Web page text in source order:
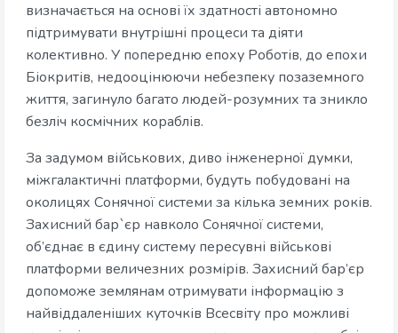
визначається на основі їх здатності автономно
підтримувати внутрішні процеси та діяти
колективно. У попередню епоху Роботів, до епохи
Біокритів, недооцінюючи небезпеку позаземного
життя, загинуло багато людей-розумних та зникло
безліч космічних кораблів.
За задумом військових, диво інженерної думки,
міжгалактичні платформи, будуть побудовані на
околицях Сонячної системи за кілька земних років.
Захисний бар`єр навколо Сонячної системи,
об’єднає в єдину систему пересувні військові
платформи величезних розмірів. Захисний бар’єр
допоможе землянам отримувати інформацію з
найвіддаленіших куточків Всесвіту про можливі